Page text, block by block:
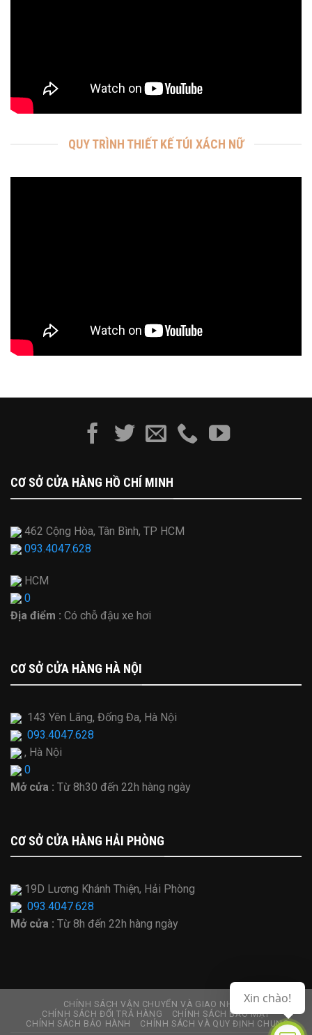
QUY TRÌNH THIẾT KẾ TÚI XÁCH NỮ
CƠ SỞ CỬA HÀNG HỒ CHÍ MINH
462 Cộng Hòa, Tân Bình, TP HCM
093.4047.628
HCM
0
Địa điểm : Có chỗ đậu xe hơi
CƠ SỞ CỬA HÀNG HÀ NỘI
143 Yên Lãng, Đống Đa, Hà Nội
093.4047.628
, Hà Nội
0
Mở cửa : Từ 8h30 đến 22h hàng ngày
CƠ SỞ CỬA HÀNG HẢI PHÒNG
19D Lương Khánh Thiện, Hải Phòng
093.4047.628
Mở cửa : Từ 8h đến 22h hàng ngày
CHÍNH SÁCH VẬN CHUYỂN VÀ GIAO NHẬN
CHÍNH SÁCH ĐỔI TRẢ HÀNG
CHÍNH SÁCH BẢO MẬT
CHÍNH SÁCH BẢO HÀNH
CHÍNH SÁCH VÀ QUY ĐỊNH CHUNG
Xin chào!